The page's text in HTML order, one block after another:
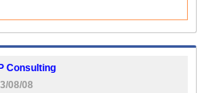
Consulting
08/08